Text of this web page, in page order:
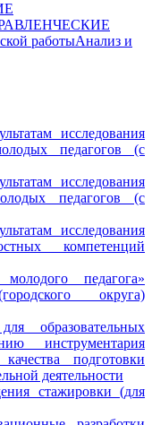
работыАнализ и
исследования
педагогов (c
исследования
педагогов (c
исследования
компетенций
педагога»
округа)
образовательных
инструментария
подготовки
деятельности
стажировки (для